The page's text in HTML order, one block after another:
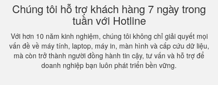
Chúng tôi hỗ trợ khách hàng 7 ngày trong
tuần với Hotline
Với hơn 10 năm kinh nghiệm, chúng tôi không chỉ giải quyết mọi
vấn đề về máy tính, laptop, máy in, màn hình và cấp cứu dữ liệu,
mà còn trở thành người đồng hành tin cậy, tư vấn và hỗ trợ để
doanh nghiệp bạn luôn phát triển bền vững.